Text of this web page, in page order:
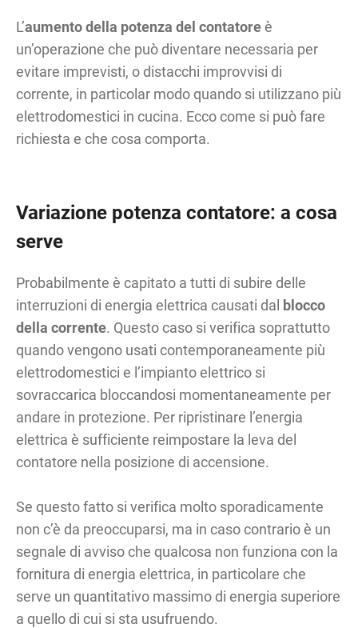
L’aumento della potenza del contatoreè
un’operazione che può diventare necessaria per
evitare imprevisti, o distacchi improvvisi di
corrente, in particolar modo quando si utilizzano più
elettrodomestici in cucina. Ecco come si può fare
richiesta e che cosa comporta.
Variazione potenza contatore: a cosa
serve
Probabilmente è capitato a tutti di subire delle
interruzioni di energia elettrica causati dal blocco
della corrente. Questo caso si verifica soprattutto
quando vengono usati contemporaneamente più
elettrodomestici e l’impianto elettrico si
sovraccarica bloccandosi momentaneamente per
andare in protezione. Per ripristinare l’energia
elettrica è sufficiente reimpostare la leva del
contatore nella posizione di accensione.
Se questo fatto si verifica molto sporadicamente
non c’è da preoccuparsi, ma in caso contrario è un
segnale di avviso che qualcosa non funziona con la
fornitura di energia elettrica, in particolare che
serve un quantitativo massimo di energia superiore
a quello di cui si sta usufruendo.